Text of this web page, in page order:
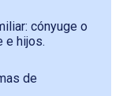
cónyuge o
e hijos.
de